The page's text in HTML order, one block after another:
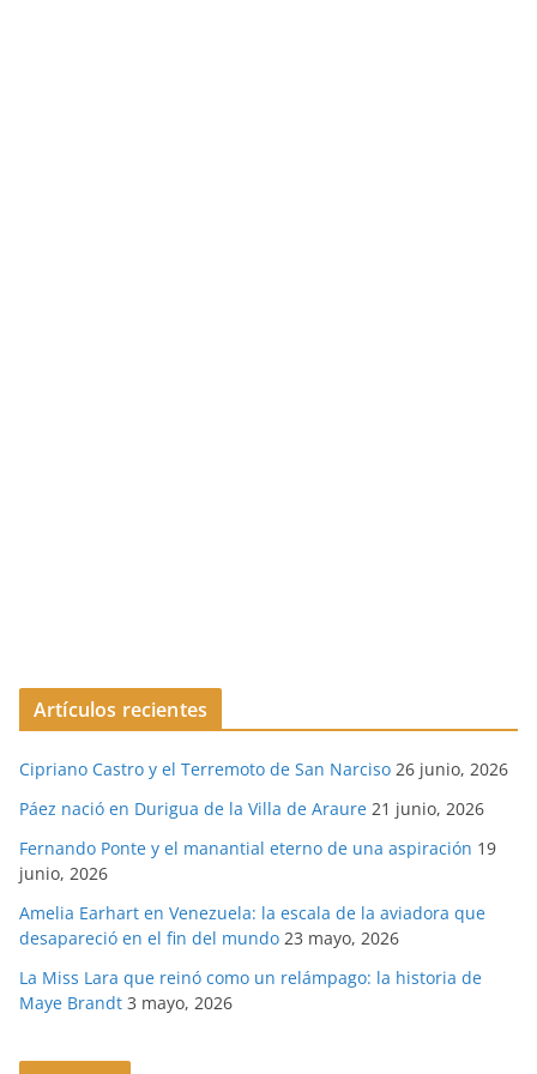
Artículos recientes
Cipriano Castro y el Terremoto de San Narciso 26 junio, 2026
Páez nació en Durigua de la Villa de Araure 21 junio, 2026
Fernando Ponte y el manantial eterno de una aspiración 19
junio, 2026
Amelia Earhart en Venezuela: la escala de la aviadora que
desapareció en el fin del mundo 23 mayo, 2026
La Miss Lara que reinó como un relámpago: la historia de
Maye Brandt 3 mayo, 2026